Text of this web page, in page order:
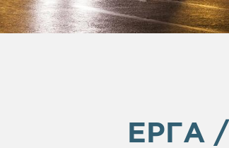
ΕΡΓΑ